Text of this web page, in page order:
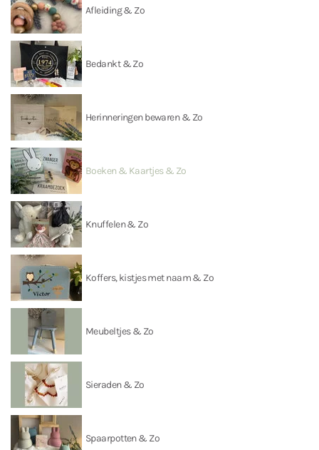
Afleiding & Zo
Bedankt & Zo
Herinneringen bewaren & Zo
Boeken & Kaartjes & Zo
Knuffelen & Zo
Koffers, kistjes met naam & Zo
Meubeltjes & Zo
Sieraden & Zo
Spaarpotten & Zo